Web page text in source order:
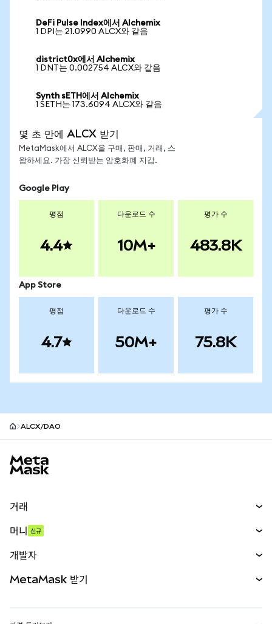
DeFi Pulse Index에서 Alchemix
1 DPI는 21.0990 ALCX와 같음
district0x에서 Alchemix
1 DNT는 0.002754 ALCX와 같음
Synth sETH에서 Alchemix
1 SETH는 173.6094 ALCX와 같음
몇 초 만에 ALCX 받기
MetaMask에서 ALCX을 구매, 판매, 거래, 스
왑하세요. 가장 신뢰받는 암호화폐 지갑.
Google Play
평점
4.4
다운로드 수
10M+
평가 수
483.8K
App Store
평점
4.7
다운로드 수
50M+
평가 수
75.8K
ALCX/DAO
거래
무기한 선물
실물자산
머니 신규
개발자
MetaMask 받기